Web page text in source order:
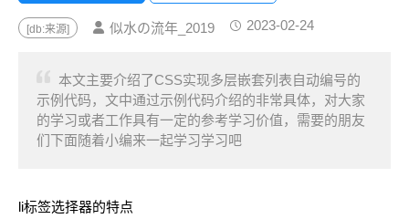
[db:来源] 似水の流年_2019 2023-02-24
本文主要介绍了CSS实现多层嵌套列表自动编号的
示例代码，文中通过示例代码介绍的非常具体，对大家
的学习或者工作具有一定的参考学习价值，需要的朋友
们下面随着小编来一起学习学习吧
li标签选择器的特点